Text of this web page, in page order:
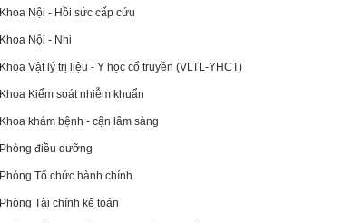
Khoa Nội - Hồi sức cấp cứu
Khoa Nội - Nhi
Khoa Vật lý trị liệu - Y học cổ truyền (VLTL-YHCT)
Khoa Kiểm soát nhiễm khuẩn
Khoa khám bệnh - cận lâm sàng
Phòng điều dưỡng
Phòng Tổ chức hành chính
Phòng Tài chính kế toán